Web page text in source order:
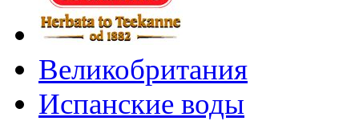
Великобритания
Испанские воды